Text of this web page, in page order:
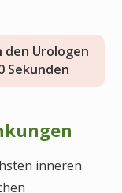
Urologen
Sekunden
inneren